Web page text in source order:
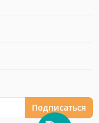
Подписаться